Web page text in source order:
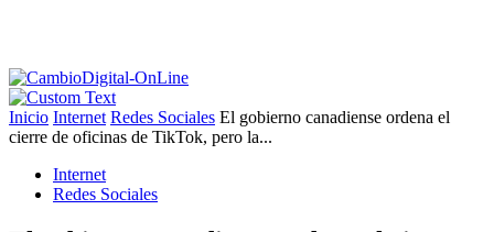
Inicio Internet Redes Sociales El gobierno canadiense ordena el
cierre de oficinas de TikTok, pero la...
Internet
Redes Sociales